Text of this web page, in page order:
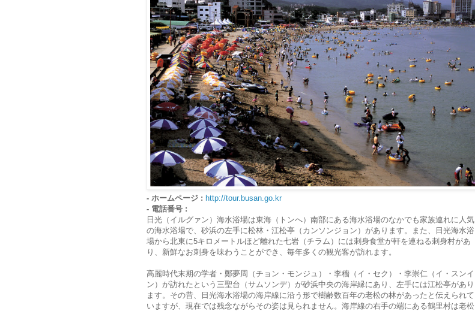
- ホームページ : http://tour.busan.go.kr
- 電話番号 :
日光（イルグァン）海水浴場は東海（トンへ）南部にある海水浴場のなかでも家族連れに人気
の海水浴場で、砂浜の左手に松林・江松亭（カンソンジョン）があります。また、日光海水浴
場から北東に5キロメートルほど離れた七岩（チラム）には刺身食堂が軒を連ねる刺身村があ
り、新鮮なお刺身を味わうことができ、毎年多くの観光客が訪れます。
高麗時代末期の学者・鄭夢周（チョン・モンジュ）・李穡（イ・セク）・李崇仁（イ・スンイ
ン）が訪れたという三聖台（サムソンデ）が砂浜中央の海岸縁にあり、左手には江松亭があり
ます。その昔、日光海水浴場の海岸線に沿う形で樹齢数百年の老松の林があったと伝えられて
いますが、現在では残念ながらその姿は見られません。海岸線の右手の端にある鶴里村は老松